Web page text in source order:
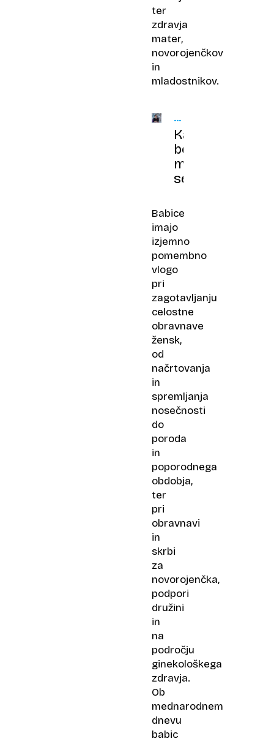
ter
zdravja
mater,
novorojenčkov
in
mladostnikov.
KADROVSKA
KRIZA
Kam
bežijo
medicinske
sestre
Babice
imajo
izjemno
pomembno
vlogo
pri
zagotavljanju
celostne
obravnave
žensk,
od
načrtovanja
in
spremljanja
nosečnosti
do
poroda
in
poporodnega
obdobja,
ter
pri
obravnavi
in
skrbi
za
novorojenčka,
podpori
družini
in
na
področju
ginekološkega
zdravja.
Ob
mednarodnem
dnevu
babic